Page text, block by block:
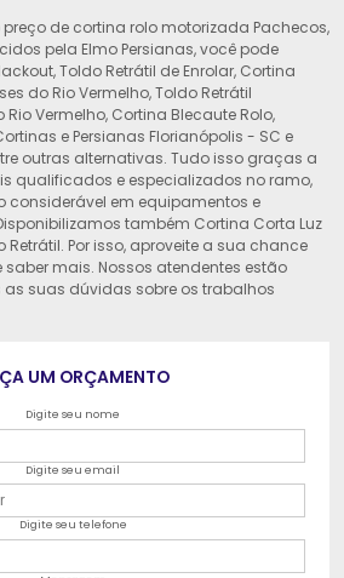
de cortina rolo motorizada Pachecos,
pela Elmo Persianas, você pode
Toldo Retrátil de Enrolar, Cortina
do Rio Vermelho, Toldo Retrátil
Vermelho, Cortina Blecaute Rolo,
e Persianas Florianópolis - SC e
outras alternativas. Tudo isso graças a
qualificados e especializados no ramo,
considerável em equipamentos e
também Cortina Corta Luz
Por isso, aproveite a sua chance
mais. Nossos atendentes estão
suas dúvidas sobre os trabalhos
UM ORÇAMENTO
Digite seu nome
Digite seu email
Digite seu telefone